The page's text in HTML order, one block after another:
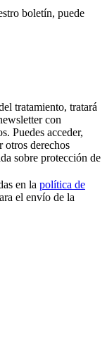
boletín, puede
tratamiento, tratará
con
Puedes acceder,
otros derechos
sobre protección de
en la política de
el envío de la